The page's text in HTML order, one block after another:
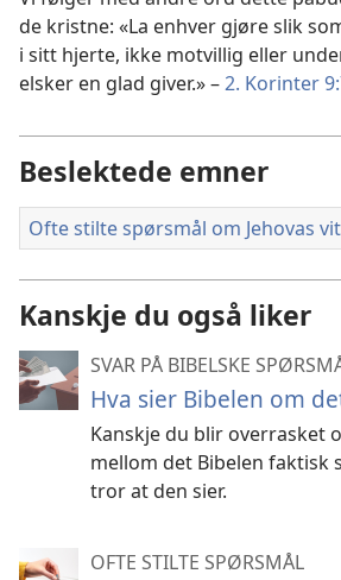
de kristne: «La enhver gjøre slik
i sitt hjerte, ikke motvillig eller
elsker en glad giver.» –2. Korinter
Beslektede emner
Ofte stilte spørsmål om Jehovas
Kanskje du også liker
SVAR PÅ BIBELSKE
Hva sier Bibelen om
Kanskje du blir overrasket
mellom det Bibelen faktisk
tror at den sier.
OFTE STILTE SPØRSMÅL